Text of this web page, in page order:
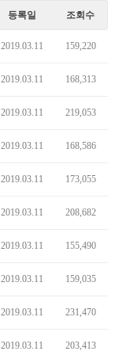
등록일 조회수
2019.03.11 159,220
2019.03.11 168,313
2019.03.11 219,053
2019.03.11 168,586
2019.03.11 173,055
2019.03.11 208,682
2019.03.11 155,490
2019.03.11 159,035
2019.03.11 231,470
2019.03.11 203,413